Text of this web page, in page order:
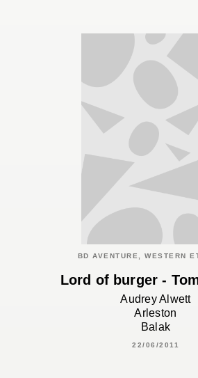
BD AVENTURE, WESTERN
Lord of burger -
Audrey Alwett
Arleston
Balak
22/06/2011